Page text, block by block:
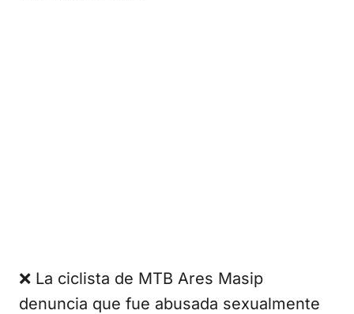
❌️ La ciclista de MTB Ares Masip
denuncia que fue abusada sexualmente